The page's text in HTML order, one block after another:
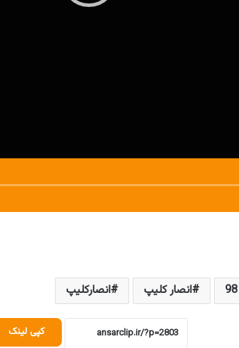
انصار کلیپ انصارکلیپ
کپی لینک